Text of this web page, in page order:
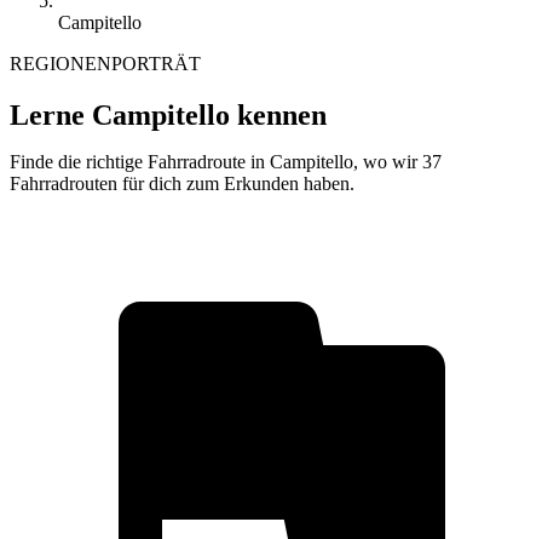
Campitello
REGIONENPORTRÄT
Lerne Campitello kennen
Finde die richtige Fahrradroute in Campitello, wo wir 37
Fahrradrouten für dich zum Erkunden haben.